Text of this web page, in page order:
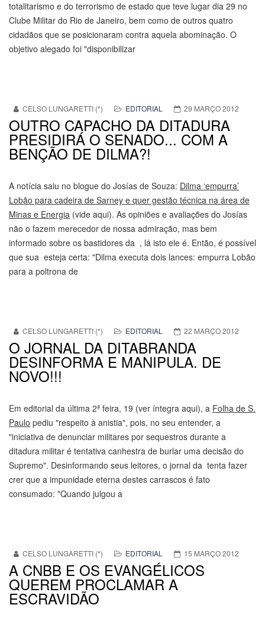
totalitarismo e do terrorismo de estado que teve lugar dia 29 no
Clube Militar do Rio de Janeiro, bem como de outros quatro
cidadãos que se posicionaram contra aquela abominação. O
objetivo alegado foi "disponibilizar
CELSO LUNGARETTI (*) EDITORIAL 29 MARÇO 2012
OUTRO CAPACHO DA DITADURA
PRESIDIRÁ O SENADO... COM A
BENÇÃO DE DILMA?!
A notícia saiu no blogue do Josías de Souza: Dilma ‘empurra’
Lobão para cadeira de Sarney e quer gestão técnica na área de
Minas e Energia (vide aqui). As opiniões e avaliações do Josías
não o fazem merecedor de nossa admiração, mas bem
informado sobre os bastidores da , lá isto ele é. Então, é possível
que sua esteja certa: "Dilma executa dois lances: empurra Lobão
para a poltrona de
CELSO LUNGARETTI (*) EDITORIAL 22 MARÇO 2012
O JORNAL DA DITABRANDA
DESINFORMA E MANIPULA. DE
NOVO!!!
Em editorial da última 2ª feira, 19 (ver íntegra aqui), a Folha de S.
Paulo pediu "respeito à anistia", pois, no seu entender, a
"iniciativa de denunciar militares por sequestros durante a
ditadura militar é tentativa canhestra de burlar uma decisão do
Supremo". Desinformando seus leitores, o jornal da tenta fazer
crer que a impunidade eterna destes carrascos é fato
consumado: "Quando julgou a
CELSO LUNGARETTI (*) EDITORIAL 15 MARÇO 2012
A CNBB E OS EVANGÉLICOS
QUEREM PROCLAMAR A
ESCRAVIDÃO